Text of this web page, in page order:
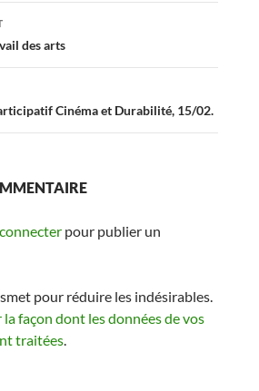
des arts
Cinéma et Durabilité, 15/02.
pour publier un
pour réduire les indésirables.
la façon dont les données de vos
traitées.